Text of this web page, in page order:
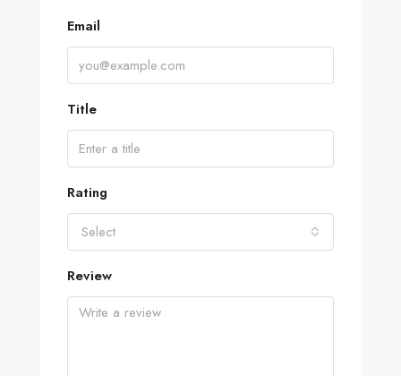
Email
Title
Rating
Select
Review